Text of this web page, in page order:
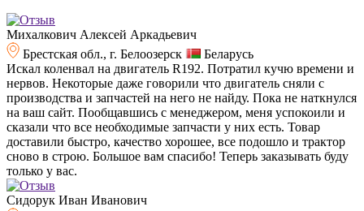
Михалкович Алексей Аркадьевич
Брестская обл., г. Белоозерск
Беларусь
Искал коленвал на двигатель R192. Потратил кучю времени и
нервов. Некоторые даже говорили что двигатель сняли с
производства и запчастей на него не найду. Пока не наткнулся
на ваш сайт. Пообщавшись с менеджером, меня успокоили и
сказали что все необходимые запчасти у них есть. Товар
доставили быстро, качество хорошее, все подошло и трактор
сново в строю. Большое вам спасибо! Теперь заказывать буду
только у вас.
Сидорук Иван Иванович